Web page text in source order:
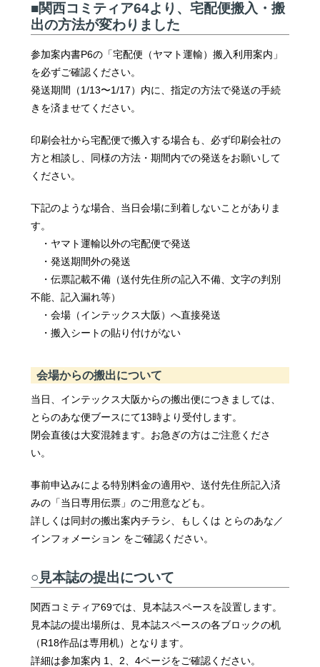
■関西コミティア64より、宅配便搬入・搬
出の方法が変わりました
参加案内書P6の「宅配便（ヤマト運輸）搬入利用案内」
を必ずご確認ください。
発送期間（1/13〜1/17）内に、指定の方法で発送の手続
きを済ませてください。
印刷会社から宅配便で搬入する場合も、必ず印刷会社の
方と相談し、同様の方法・期間内での発送をお願いして
ください。
下記のような場合、当日会場に到着しないことがありま
す。
・ヤマト運輸以外の宅配便で発送
・発送期間外の発送
・伝票記載不備（送付先住所の記入不備、文字の判別
不能、記入漏れ等）
・会場（インテックス大阪）へ直接発送
・搬入シートの貼り付けがない
会場からの搬出について
当日、インテックス大阪からの搬出便につきましては、
とらのあな便ブースにて13時より受付します。
閉会直後は大変混雑ます。お急ぎの方はご注意くださ
い。
事前申込みによる特別料金の適用や、送付先住所記入済
みの「当日専用伝票」のご用意なども。
詳しくは同封の搬出案内チラシ、もしくは とらのあな／
インフォメーション をご確認ください。
○見本誌の提出について
関西コミティア69では、見本誌スペースを設置します。
見本誌の提出場所は、見本誌スペースの各ブロックの机
（R18作品は専用机）となります。
詳細は参加案内 1、2、4ページをご確認ください。